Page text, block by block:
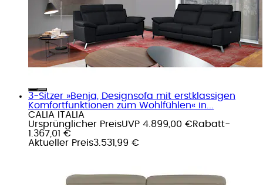
3-Sitzer »Benja, Designsofa mit erstklassigen
Komfortfunktionen zum Wohlfühlen« in...
CALIA ITALIA
Ursprünglicher PreisUVP 4.899,00 €Rabatt-
1.367,01 €
Aktueller Preis3.531,99 €